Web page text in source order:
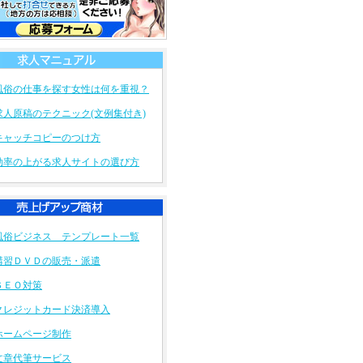
ライブチャット代理店というのを...
10/14
経営お悩み相談所
コロナで大打撃の風俗ですが、これ...
9/8
経営お悩み相談所
俗の仕事を探す女性は何を重視？
人原稿のテクニック(文例集付き)
ャッチコピーのつけ方
率の上がる求人サイトの選び方
俗ビジネス テンプレート一覧
習ＤＶＤの販売・派遣
ＥＯ対策
レジットカード決済導入
ームページ制作
章代筆サービス